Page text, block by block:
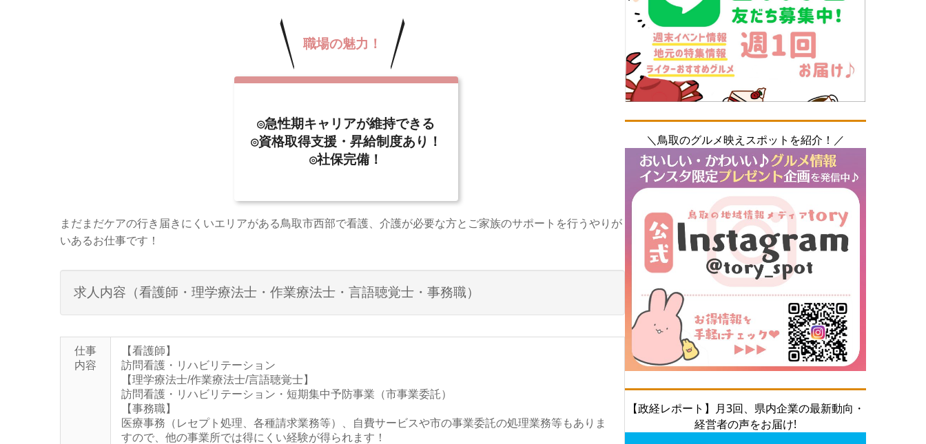
職場の魅力！
◎急性期キャリアが維持できる
◎資格取得支援・昇給制度あり！
◎社保完備！
まだまだケアの行き届きにくいエリアがある鳥取市西部で看護、介護が必要な方とご家族のサポートを行うやりが
いあるお仕事です！
求人内容（看護師・理学療法士・作業療法士・言語聴覚士・事務職）
仕事
内容
【看護師】
訪問看護・リハビリテーション
【理学療法士/作業療法士/言語聴覚士】
訪問看護・リハビリテーション・短期集中予防事業（市事業委託）
【事務職】
医療事務（レセプト処理、各種請求業務等）、自費サービスや市の事業委託の処理業務等もありま
すので、他の事業所では得にくい経験が得られます！
＼鳥取のグルメ映えスポットを紹介！／
【政経レポート】月3回、県内企業の最新動向・
経営者の声をお届け!